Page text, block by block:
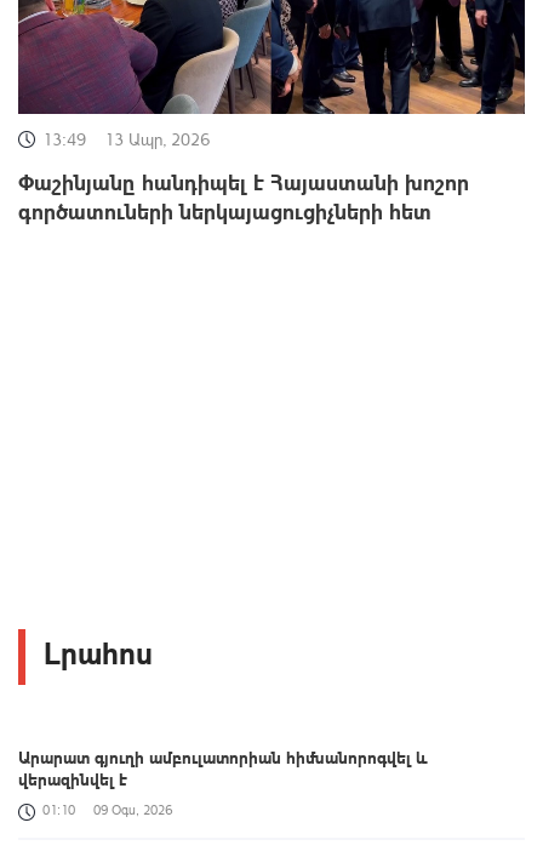
13:49 13 Ապր, 2026
Փաշինյանը հանդիպել է Հայաստանի խոշոր
գործատուների ներկայացուցիչների հետ
Լրահոս
Արարատ գյուղի ամբուլատորիան հիմնանորոգվել և
վերազինվել է
01:10 09 Օգս, 2026